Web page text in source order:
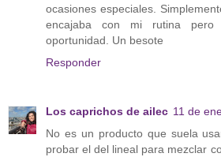
ocasiones especiales.
encajaba con mi rutina
oportunidad. Un besote
Responder
Los caprichos de ailec 11 de
No es un producto que suela
probar el del lineal para mezclar